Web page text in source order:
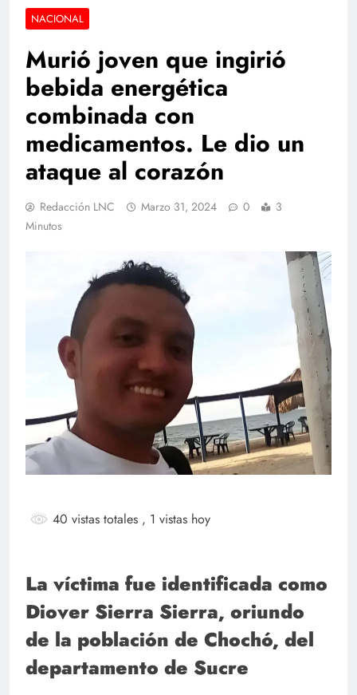
NACIONAL
Murió joven que ingirió
bebida energética
combinada con
medicamentos. Le dio un
ataque al corazón
Redacción LNC Marzo 31, 2024 0
3
Minutos
40 vistas totales , 1 vistas hoy
La víctima fue identificada como
Diover Sierra Sierra, oriundo
de la población de Chochó, del
departamento de Sucre